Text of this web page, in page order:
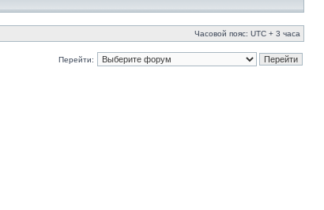
Часовой пояс: UTC + 3 часа
Перейти: